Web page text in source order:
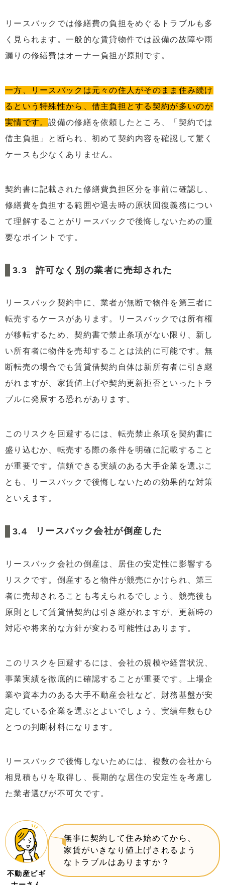
リースバックでは修繕費の負担をめぐるトラブルも多
く見られます。一般的な賃貸物件では設備の故障や雨
漏りの修繕費はオーナー負担が原則です。
一方、リースバックは元々の住人がそのまま住み続け
るという特殊性から、借主負担とする契約が多いのが
実情です。設備の修繕を依頼したところ、「契約では
借主負担」と断られ、初めて契約内容を確認して驚く
ケースも少なくありません。
契約書に記載された修繕費負担区分を事前に確認し、
修繕費を負担する範囲や退去時の原状回復義務につい
て理解することがリースバックで後悔しないための重
要なポイントです。
許可なく別の業者に売却された
リースバック契約中に、業者が無断で物件を第三者に
転売するケースがあります。リースバックでは所有権
が移転するため、契約書で禁止条項がない限り、新し
い所有者に物件を売却することは法的に可能です。無
断転売の場合でも賃貸借契約自体は新所有者に引き継
がれますが、家賃値上げや契約更新拒否といったトラ
ブルに発展する恐れがあります。
このリスクを回避するには、転売禁止条項を契約書に
盛り込むか、転売する際の条件を明確に記載すること
が重要です。信頼できる実績のある大手企業を選ぶこ
とも、リースバックで後悔しないための効果的な対策
といえます。
リースバック会社が倒産した
リースバック会社の倒産は、居住の安定性に影響する
リスクです。倒産すると物件が競売にかけられ、第三
者に売却されることも考えられるでしょう。競売後も
原則として賃貸借契約は引き継がれますが、更新時の
対応や将来的な方針が変わる可能性はあります。
このリスクを回避するには、会社の規模や経営状況、
事業実績を徹底的に確認することが重要です。上場企
業や資本力のある大手不動産会社など、財務基盤が安
定している企業を選ぶとよいでしょう。実績年数もひ
とつの判断材料になります。
リースバックで後悔しないためには、複数の会社から
相見積もりを取得し、長期的な居住の安定性を考慮し
た業者選びが不可欠です。
不動産ビギ
無事に契約して住み始めてから、
家賃がいきなり値上げされるよう
なトラブルはありますか？